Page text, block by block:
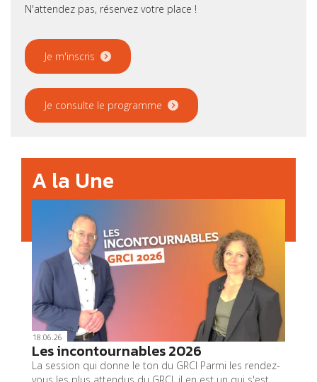
N'attendez pas, réservez votre place !
Je m'inscris
Je consulte le programme
A la Une
18.06.26
Les incontournables 2026
La session qui donne le ton du GRCI Parmi les rendez-